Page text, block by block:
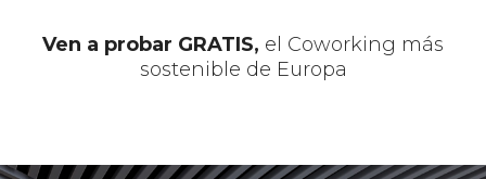
Ven a probar GRATIS, el Coworking más
sostenible de Europa